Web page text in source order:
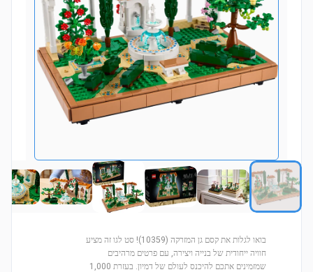
בואו לגלות את קסם גן המזרקה (10359)! סט לגו זה מציע
חוויה ייחודית של בנייה ויצירה, עם פרטים מרהיבים
שמזמינים אתכם להיכנס לעולם של דמיון. בעזרת 1,000